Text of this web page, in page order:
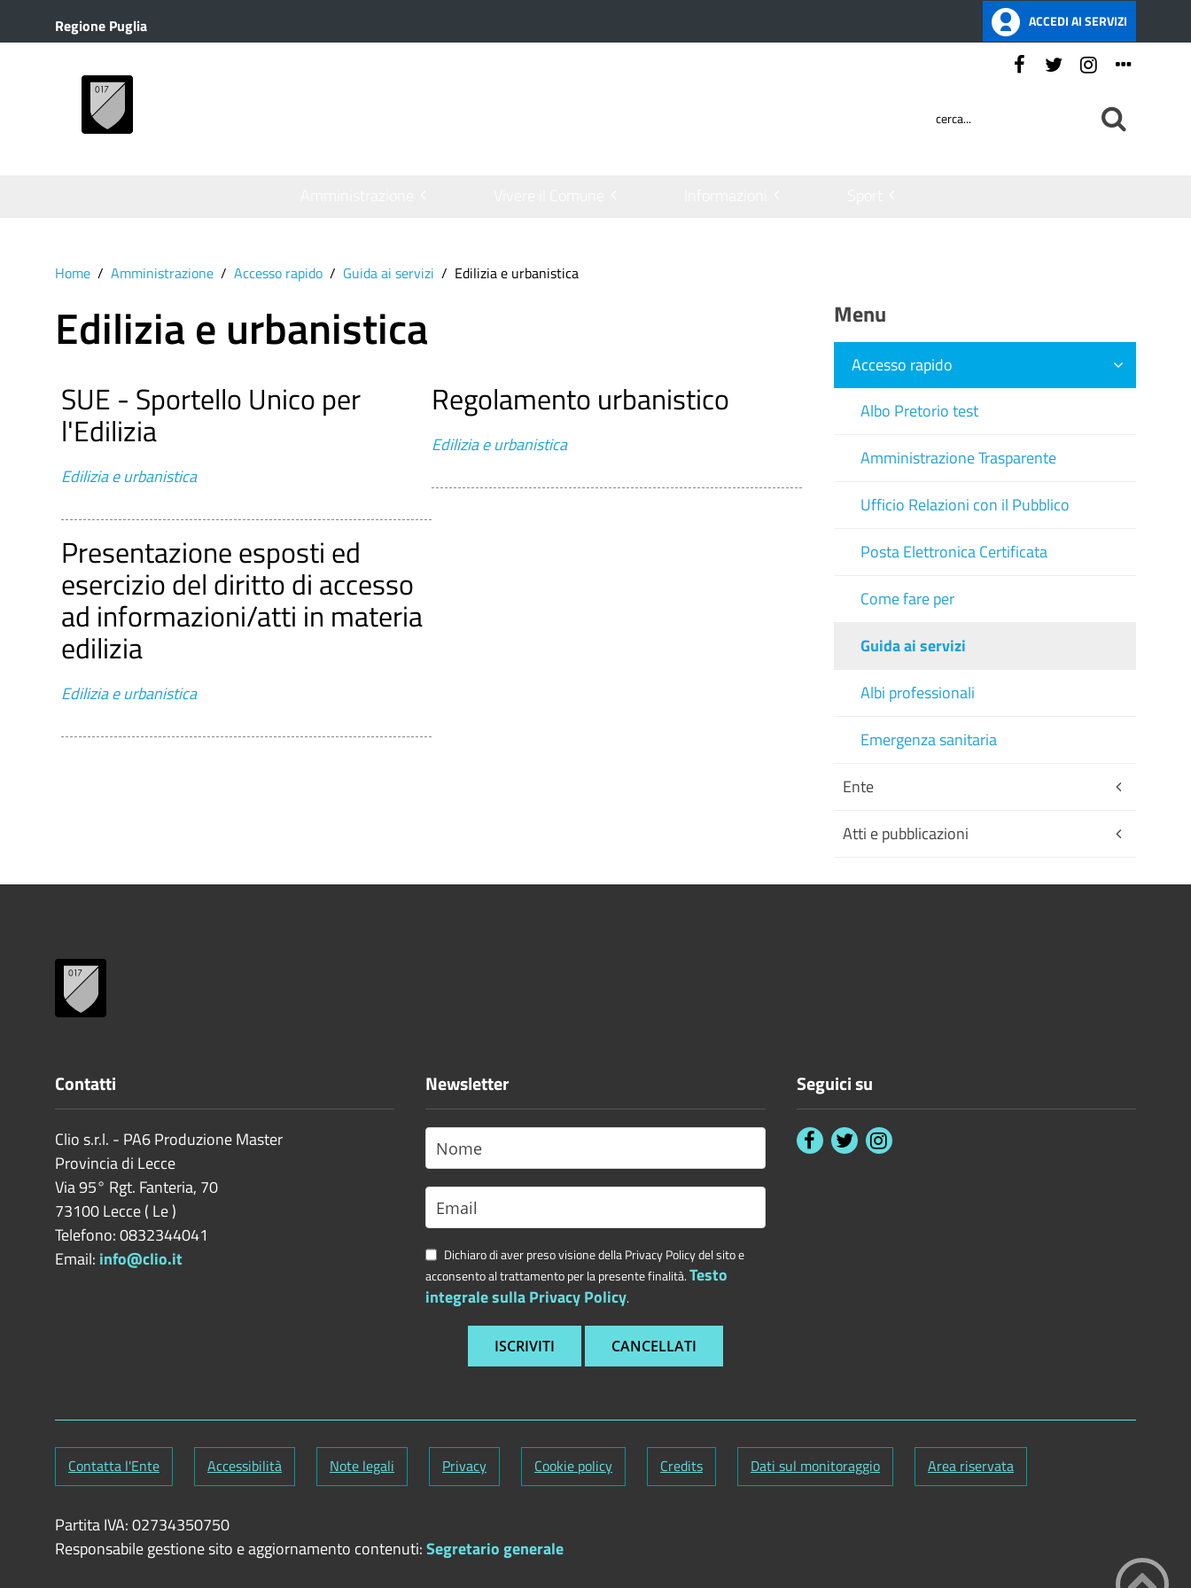
Regione Puglia ACCEDI AI SERVIZI
Home Amministrazione Accesso rapido Guida ai servizi Edilizia e urbanistica
Edilizia e urbanistica
SUE - Sportello Unico per
l'Edilizia
Edilizia e urbanistica
Regolamento urbanistico
Edilizia e urbanistica
Presentazione esposti ed
esercizio del diritto di accesso
ad informazioni/atti in materia
edilizia
Edilizia e urbanistica
Menu
Accesso rapido
Albo Pretorio test
Amministrazione Trasparente
Ufficio Relazioni con il Pubblico
Posta Elettronica Certificata
Come fare per
Guida ai servizi
Albi professionali
Emergenza sanitaria
Ente
Atti e pubblicazioni
Contatti
Clio s.r.l. - PA6 Produzione Master
Provincia di Lecce
Via 95° Rgt. Fanteria, 70
73100Lecce( Le)
Telefono: 0832344041
Email: info@clio.it
Newsletter
Dichiaro di aver preso visione della Privacy Policy del sito e
acconsento al trattamento per la presente finalità.Testo
integrale sulla Privacy Policy.
Seguici su
Contatta l'Ente Accessibilità Note legali Privacy Cookie policy Credits Dati sul monitoraggio Area riservata
Partita IVA: 02734350750
Responsabile gestione sito e aggiornamento contenuti:Segretario generale